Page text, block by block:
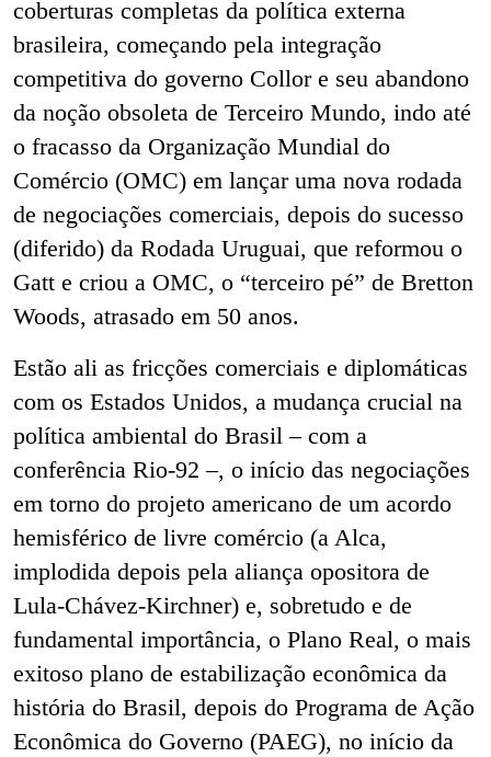
coberturas completas da política externa
brasileira, começando pela integração
competitiva do governo Collor e seu abandono
da noção obsoleta de Terceiro Mundo, indo até
o fracasso da Organização Mundial do
Comércio (OMC) em lançar uma nova rodada
de negociações comerciais, depois do sucesso
(diferido) da Rodada Uruguai, que reformou o
Gatt e criou a OMC, o “terceiro pé” de Bretton
Woods, atrasado em 50 anos.
Estão ali as fricções comerciais e diplomáticas
com os Estados Unidos, a mudança crucial na
política ambiental do Brasil – com a
conferência Rio-92 –, o início das negociações
em torno do projeto americano de um acordo
hemisférico de livre comércio (a Alca,
implodida depois pela aliança opositora de
Lula-Chávez-Kirchner) e, sobretudo e de
fundamental importância, o Plano Real, o mais
exitoso plano de estabilização econômica da
história do Brasil, depois do Programa de Ação
Econômica do Governo (PAEG), no início da